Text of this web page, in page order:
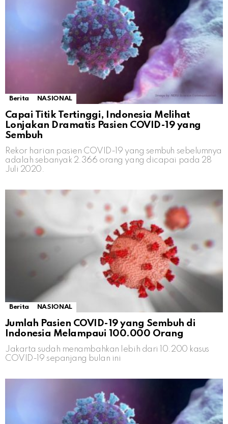
Berita NASIONAL
Capai Titik Tertinggi, Indonesia Melihat
Lonjakan Dramatis Pasien COVID-19 yang
Sembuh
Rekor harian pasien COVID-19 yang sembuh sebelumnya
adalah sebanyak 2.366 orang yang dicapai pada 28
Juli 2020.
Berita NASIONAL
Jumlah Pasien COVID-19 yang Sembuh di
Indonesia Melampaui 100.000 Orang
Jakarta sudah menambahkan lebih dari 10.200 kasus
COVID-19 sepanjang bulan ini